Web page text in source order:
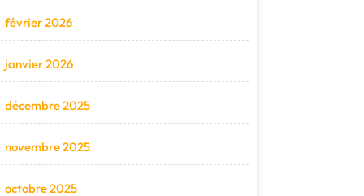
février 2026
janvier 2026
décembre 2025
novembre 2025
octobre 2025